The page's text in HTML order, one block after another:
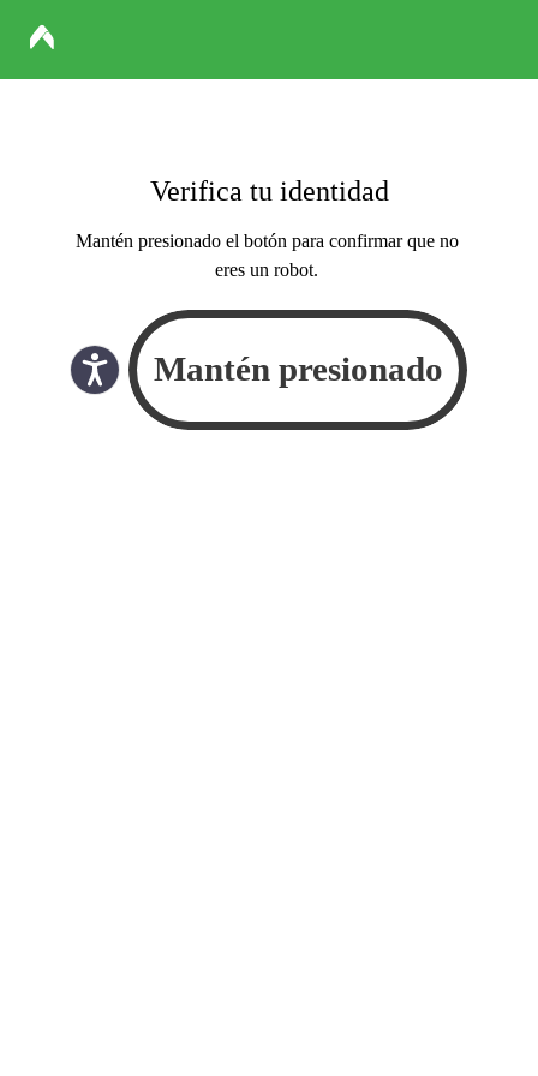
Verifica tu identidad
Mantén presionado el botón para confirmar que no
eres un robot.